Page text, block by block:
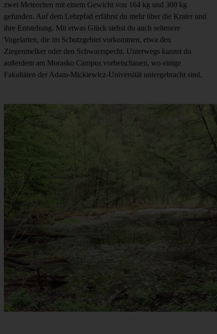
zwei Meteoriten mit einem Gewicht von 164 kg und 300 kg
gefunden. Auf dem Lehrpfad erfährst du mehr über die Krater und
ihre Entstehung. Mit etwas Glück siehst du auch seltenere
Vogelarten, die im Schutzgebiet vorkommen, etwa den
Ziegenmelker oder den Schwarzspecht. Unterwegs kannst du
außerdem am Morasko Campus vorbeischauen, wo einige
Fakultäten der Adam-Mickiewicz-Universität untergebracht sind.